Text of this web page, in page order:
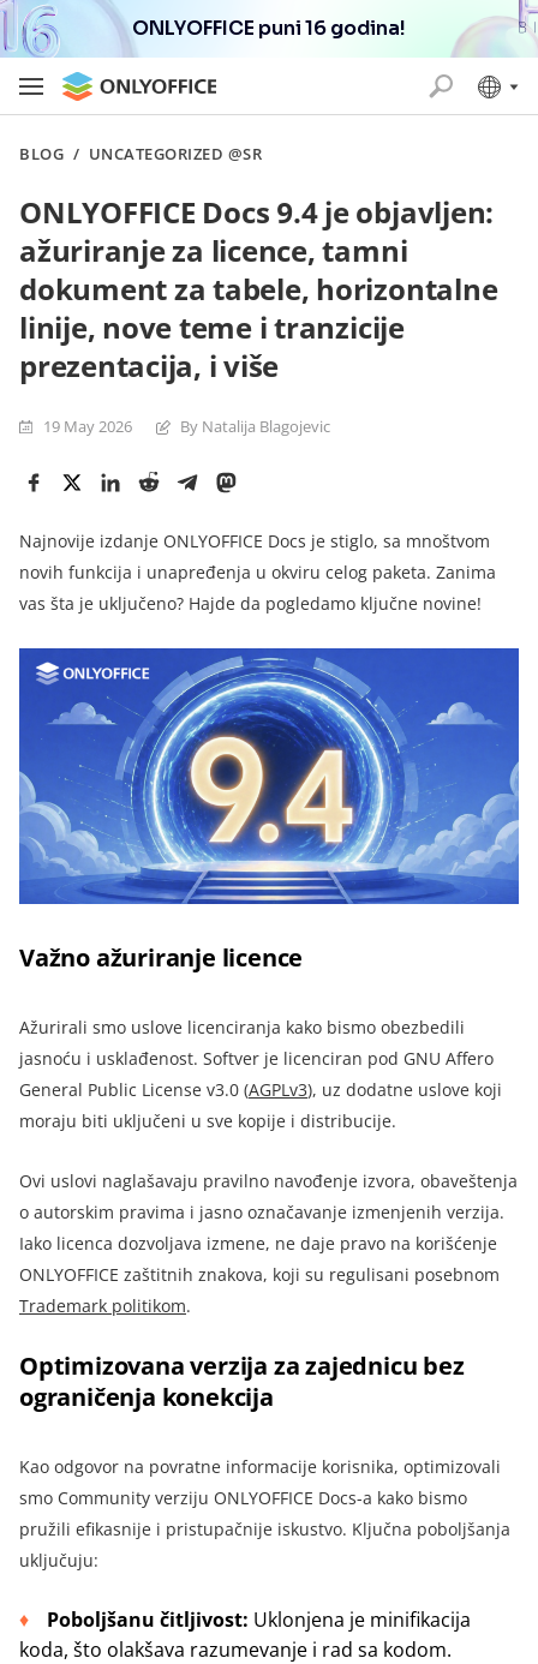
ONLYOFFICE puni 16 godina!
BLOG / UNCATEGORIZED @SR
ONLYOFFICE Docs 9.4 je objavljen:
ažuriranje za licence, tamni
dokument za tabele, horizontalne
linije, nove teme i tranzicije
prezentacija, i više
19 May 2026 By Natalija Blagojevic
Najnovije izdanje ONLYOFFICE Docs je stiglo, sa mnoštvom
novih funkcija i unapređenja u okviru celog paketa. Zanima
vas šta je uključeno? Hajde da pogledamo ključne novine!
Važno ažuriranje licence
Ažurirali smo uslove licenciranja kako bismo obezbedili
jasnoću i usklađenost. Softver je licenciran pod GNU Affero
General Public License v3.0 (AGPLv3), uz dodatne uslove koji
moraju biti uključeni u sve kopije i distribucije.
Ovi uslovi naglašavaju pravilno navođenje izvora, obaveštenja
o autorskim pravima i jasno označavanje izmenjenih verzija.
Iako licenca dozvoljava izmene, ne daje pravo na korišćenje
ONLYOFFICE zaštitnih znakova, koji su regulisani posebnom
Trademark politikom.
Optimizovana verzija za zajednicu bez
ograničenja konekcija
Kao odgovor na povratne informacije korisnika, optimizovali
smo Community verziju ONLYOFFICE Docs-a kako bismo
pružili efikasnije i pristupačnije iskustvo. Ključna poboljšanja
uključuju:
Poboljšanu čitljivost: Uklonjena je minifikacija
koda, što olakšava razumevanje i rad sa kodom.